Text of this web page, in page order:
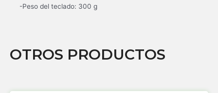
-Peso del teclado: 300 g
OTROS PRODUCTOS